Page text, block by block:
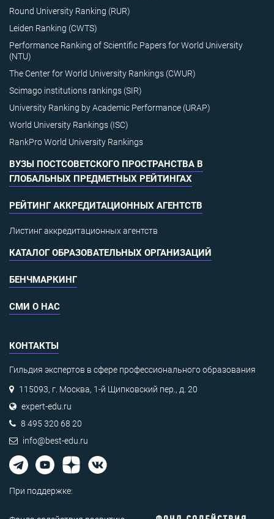
Round University Ranking (RUR)
Leiden Ranking (CWTS)
Performance Ranking of Scientific Papers for World University
(NTU)
The Center for World University Rankings (CWUR)
Scimago institutions rankings (SIR)
University Ranking by Academic Performance (URAP)
World University Rankings (ISC)
RankPro World University Rankings
ВУЗЫ ПОСТСОВЕТСКОГО ПРОСТРАНСТВА В
ГЛОБАЛЬНЫХ ПРЕДМЕТНЫХ РЕЙТИНГАХ
РЕЙТИНГ АККРЕДИТАЦИОННЫХ АГЕНТСТВ
Листинг аккредитационных агентств
КАТАЛОГ ОБРАЗОВАТЕЛЬНЫХ ОРГАНИЗАЦИЙ
БЕНЧМАРКИНГ
СМИ О НАС
КОНТАКТЫ
Гильдия экспертов в сфере профессионального образования
115093, г. Москва, 1-й Щипковский пер., д. 20
expert-edu.ru
8 495 320 68 20
info@best-edu.ru
При поддержке: